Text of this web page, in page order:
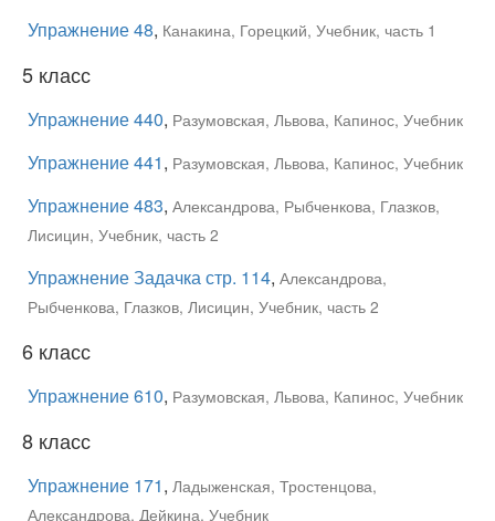
Упражнение 48, Канакина, Горецкий, Учебник, часть 1
5 класс
Упражнение 440, Разумовская, Львова, Капинос, Учебник
Упражнение 441, Разумовская, Львова, Капинос, Учебник
Упражнение 483, Александрова, Рыбченкова, Глазков,
Лисицин, Учебник, часть 2
Упражнение Задачка стр. 114, Александрова,
Рыбченкова, Глазков, Лисицин, Учебник, часть 2
6 класс
Упражнение 610, Разумовская, Львова, Капинос, Учебник
8 класс
Упражнение 171, Ладыженская, Тростенцова,
Александрова, Дейкина, Учебник